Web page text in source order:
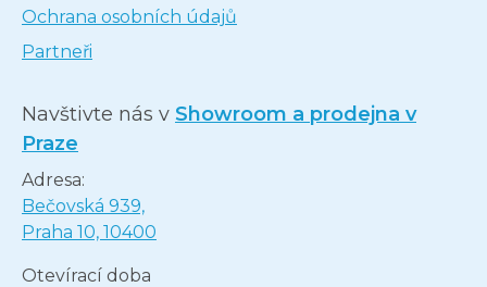
Ochrana osobních údajů
Partneři
Navštivte nás v Showroom a prodejna v
Praze
Adresa:
Bečovská 939,
Praha 10, 10400
Otevírací doba